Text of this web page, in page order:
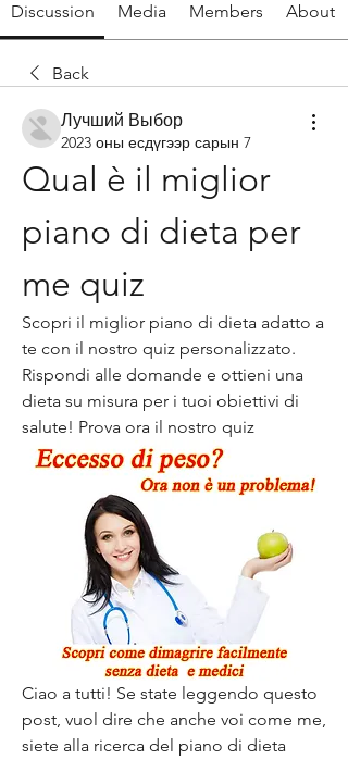
Discussion Media Members About
Back
Лучший Выбор
2023 оны есдүгээр сарын 7
Qual è il miglior
piano di dieta per
me quiz
Scopri il miglior piano di dieta adatto a
te con il nostro quiz personalizzato.
Rispondi alle domande e ottieni una
dieta su misura per i tuoi obiettivi di
salute! Prova ora il nostro quiz
Ciao a tutti! Se state leggendo questo
post, vuol dire che anche voi come me,
siete alla ricerca del piano di dieta